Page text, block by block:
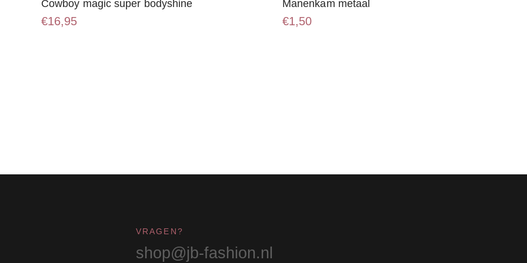
Cowboy magic super bodyshine
€16,95
Manenkam metaal
€1,50
VRAGEN?
shop@jb-fashion.nl